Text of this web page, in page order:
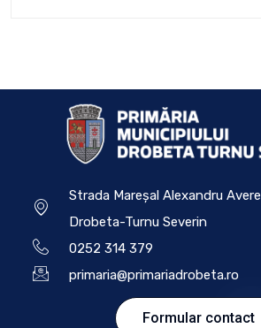
Strada Mareșal Alexandru
Drobeta-Turnu Severin
0252 314 379
primaria@primariadrobeta.ro
Formular contact